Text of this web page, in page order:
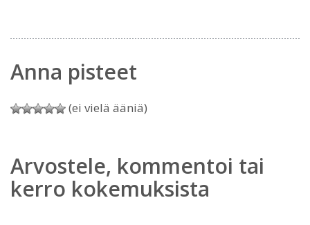
Anna pisteet
(ei vielä ääniä)
Arvostele, kommentoi tai
kerro kokemuksista